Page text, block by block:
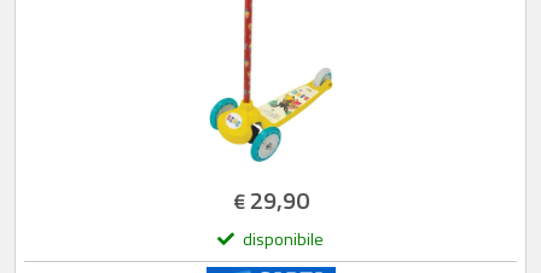
€29,90
disponibile